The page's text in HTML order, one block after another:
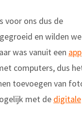
voor ons dus de
en wilden we
was vanuit een app
computers, dus
toevoegen van
met de digitale